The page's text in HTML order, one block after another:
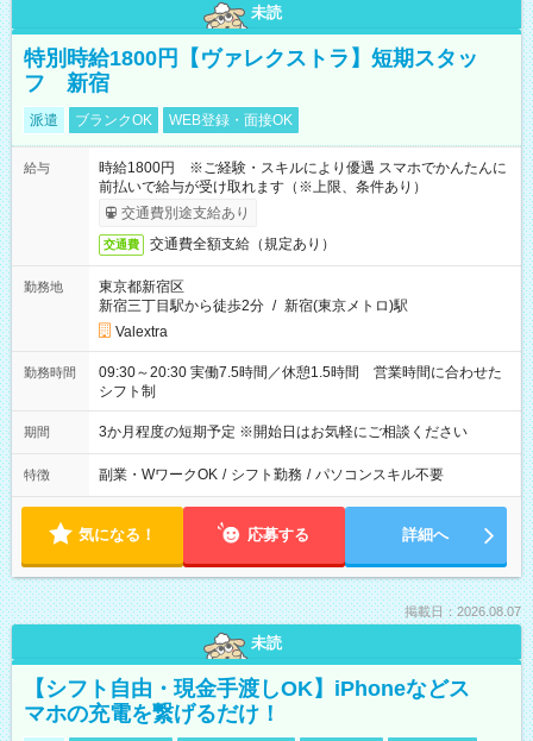
未読
特別時給1800円【ヴァレクストラ】短期スタッ
フ 新宿
派遣 ブランクOK WEB登録・面接OK
給与
時給1800円 ※ご経験・スキルにより優遇 スマホでかんたんに
前払いで給与が受け取れます（※上限、条件あり）
交通費別途支給あり
交通費 交通費全額支給（規定あり）
勤務地
東京都新宿区
新宿三丁目駅から徒歩2分 / 新宿(東京メトロ)駅
Valextra
勤務時間
09:30～20:30 実働7.5時間／休憩1.5時間 営業時間に合わせた
シフト制
期間 3か月程度の短期予定 ※開始日はお気軽にご相談ください
特徴 副業・WワークOK / シフト勤務 / パソコンスキル不要
気になる！ 応募する 詳細へ
掲載日：2026.08.07
未読
【シフト自由・現金手渡しOK】iPhoneなどス
マホの充電を繋げるだけ！